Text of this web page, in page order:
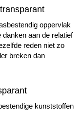
oppervlak
aan de relatief
reden niet zo
breken dan
kunststoffen